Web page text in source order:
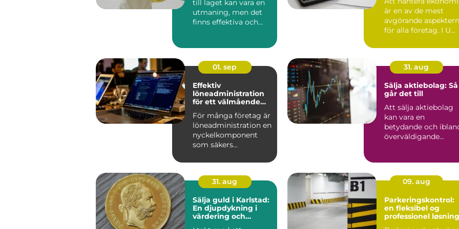
till laget kan vara en
utmaning, men det
finns effektiva och
är en av de mest
avgörande
för alla företag. I U...
01. sep
Effektiv
löneadministration
för ett välmående
För många företag är
löneadministration en
nyckelkomponent
som säkers...
31. aug
Sälja aktiebolag: Så
går det till
Att sälja aktiebolag
kan vara en
betydande och
överväldigande
31. aug
Sälja guld i Karlstad:
En djupdykning i
värdering och
09. aug
Parkeringskontrol:
en fleksibel og
professionel løsning